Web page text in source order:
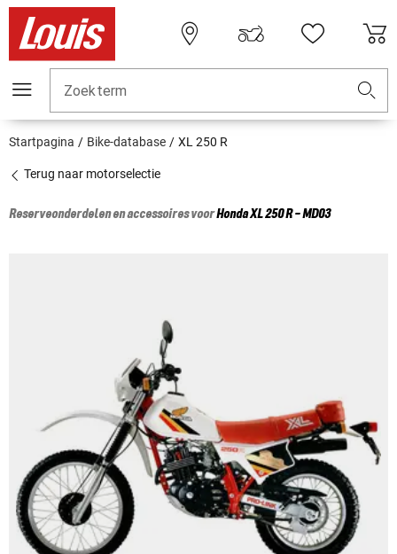
Zoekterm
Startpagina Bike-database XL 250 R
Terug naar motorselectie
Reserveonderdelen en accessoires voorHondaXL 250 R - MD03